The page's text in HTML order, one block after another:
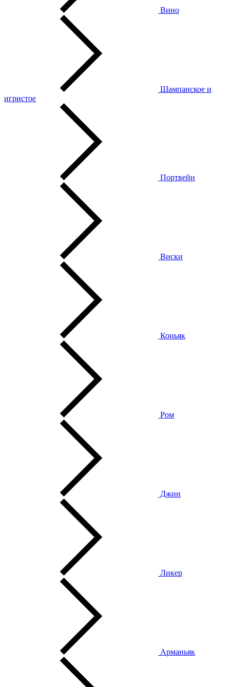
Вино
Шампанское и
игристое
Портвейн
Виски
Коньяк
Ром
Джин
Ликер
Арманьяк